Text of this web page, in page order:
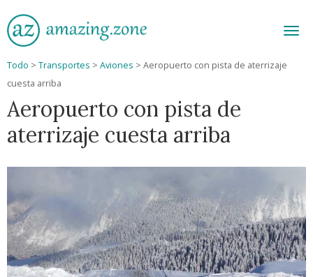
Todo > Transportes > Aviones > Aeropuerto con pista de aterrizaje
cuesta arriba
Aeropuerto con pista de
aterrizaje cuesta arriba